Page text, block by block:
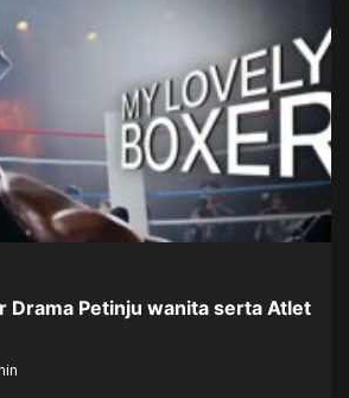
Drama Petinju wanita serta Atlet